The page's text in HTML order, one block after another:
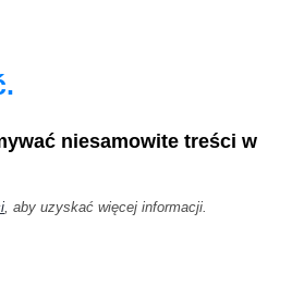
niesamowite treści w
, aby uzyskać więcej informacji.